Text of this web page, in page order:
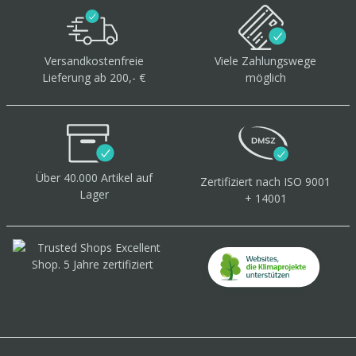
Versandkostenfreie
Lieferung ab 200,- €
Viele Zahlungswege
möglich
Über 40.000 Artikel auf
Lager
Zertifiziert nach ISO 9001
+ 14001